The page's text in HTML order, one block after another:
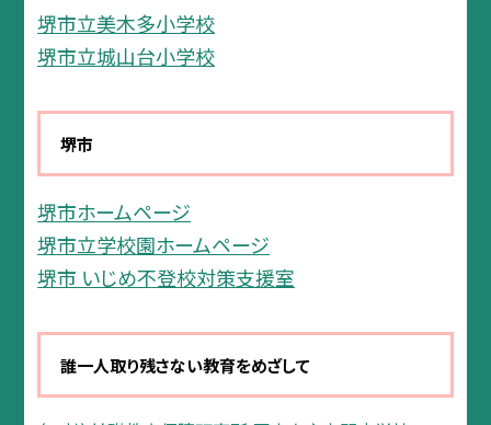
堺市立美木多小学校
堺市立城山台小学校
堺市
堺市ホームページ
堺市立学校園ホームページ
堺市 いじめ不登校対策支援室
誰一人取り残さない教育をめざして